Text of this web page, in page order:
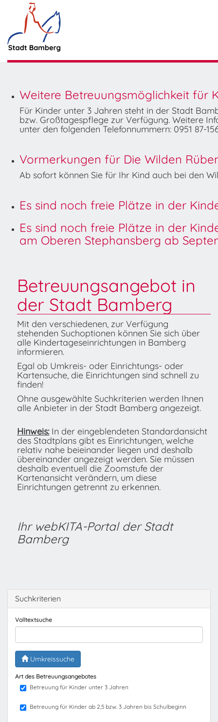
Weitere Betreuungsmöglichkeit für
Für Kinder unter 3 Jahren steht in der Stadt
bzw. Großtagespflege zur Verfügung. Weitere
unter den folgenden Telefonnummern: 0951 87-
Vormerkungen für Die Wilden
Ab sofort können Sie für Ihr Kind auch bei den
Es sind noch freie Plätze in der
Es sind noch freie Plätze in der
am Oberen Stephansberg ab
Betreuungsangebot in
der Stadt Bamberg
Mit den verschiedenen, zur Verfügung
stehenden Suchoptionen können Sie sich über
alle Kindertageseinrichtungen in Bamberg
informieren.
Egal ob Umkreis- oder Einrichtungs- oder
Kartensuche, die Einrichtungen sind schnell zu
finden!
Ohne ausgewählte Suchkriterien werden Ihnen
alle Anbieter in der Stadt Bamberg angezeigt.
Hinweis: In der eingeblendeten Standardansicht
des Stadtplans gibt es Einrichtungen, welche
relativ nahe beieinander liegen und deshalb
übereinander angezeigt werden. Sie müssen
deshalb eventuell die Zoomstufe der
Kartenansicht verändern, um diese
Einrichtungen getrennt zu erkennen.
Ihr webKITA-Portal der Stadt
Bamberg
Suchkriterien
Volltextsuche
Umkreissuche
Art des Betreuungsangebotes
Betreuung für Kinder unter 3 Jahren
Betreuung für Kinder ab 2,5 bzw. 3 Jahren bis Schulbeginn